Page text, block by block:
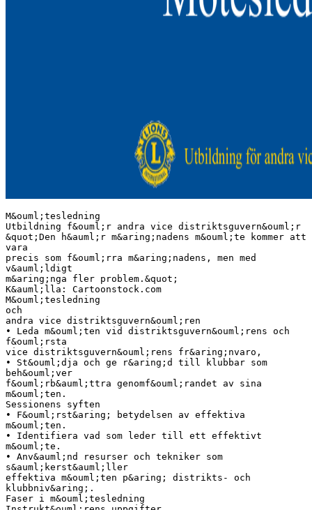
M&ouml;tesledning
Utbildning f&ouml;r andra vice distriktsguvern&ouml;r
&quot;Den h&auml;r m&aring;nadens m&ouml;te kommer att
vara
precis som f&ouml;rra m&aring;nadens, men med
v&auml;ldigt
m&aring;nga fler problem.&quot;
K&auml;lla: Cartoonstock.com
M&ouml;tesledning
och
andra vice distriktsguvern&ouml;ren
• Leda m&ouml;ten vid distriktsguvern&ouml;rens och
f&ouml;rsta
vice distriktsguvern&ouml;rens fr&aring;nvaro,
• St&ouml;dja och ge r&aring;d till klubbar som
beh&ouml;ver
f&ouml;rb&auml;ttra genomf&ouml;randet av sina
m&ouml;ten.
Sessionens syften
• F&ouml;rst&aring; betydelsen av effektiva
m&ouml;ten.
• Identifiera vad som leder till ett effektivt
m&ouml;te.
• Anv&auml;nd resurser och tekniker som
s&auml;kerst&auml;ller
effektiva m&ouml;ten p&aring; distrikts- och
klubbniv&aring;.
Faser i m&ouml;tesledning